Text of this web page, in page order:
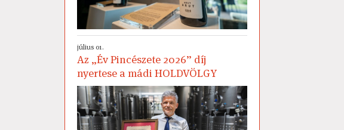
július 01.
Az „Év Pincészete 2026” díj
nyertese a mádi HOLDVÖLGY